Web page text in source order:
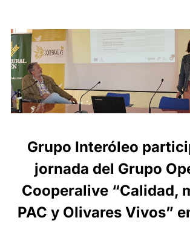
Grupo Interóleo
jornada del Grupo
Cooperalive “Calidad,
PAC y Olivares Vivos”